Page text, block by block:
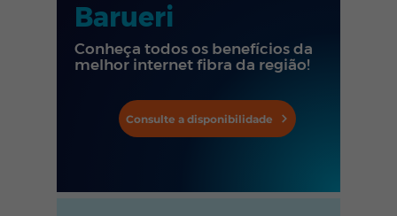
Barueri
Conheça todos os benefícios da
melhor internet fibra da região!
Consulte a disponibilidade